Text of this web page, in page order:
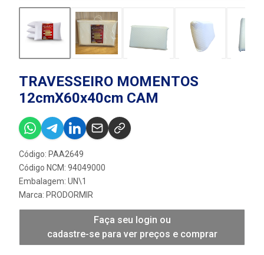
TRAVESSEIRO MOMENTOS
12cmX60x40cm CAM
Código: PAA2649
Código NCM: 94049000
Embalagem: UN\1
Marca: PRODORMIR
Faça seu login ou
cadastre-se para ver preços e comprar